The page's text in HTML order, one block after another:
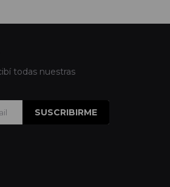
todas nuestras
SUSCRIBIRME